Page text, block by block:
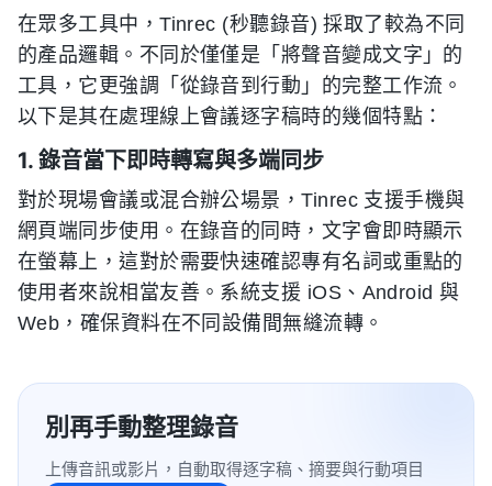
在眾多工具中，Tinrec (秒聽錄音) 採取了較為不同
的產品邏輯。不同於僅僅是「將聲音變成文字」的
工具，它更強調「從錄音到行動」的完整工作流。
以下是其在處理線上會議逐字稿時的幾個特點：
1. 錄音當下即時轉寫與多端同步
對於現場會議或混合辦公場景，Tinrec 支援手機與
網頁端同步使用。在錄音的同時，文字會即時顯示
在螢幕上，這對於需要快速確認專有名詞或重點的
使用者來說相當友善。系統支援 iOS、Android 與
Web，確保資料在不同設備間無縫流轉。
別再手動整理錄音
上傳音訊或影片，自動取得逐字稿、摘要與行動項目